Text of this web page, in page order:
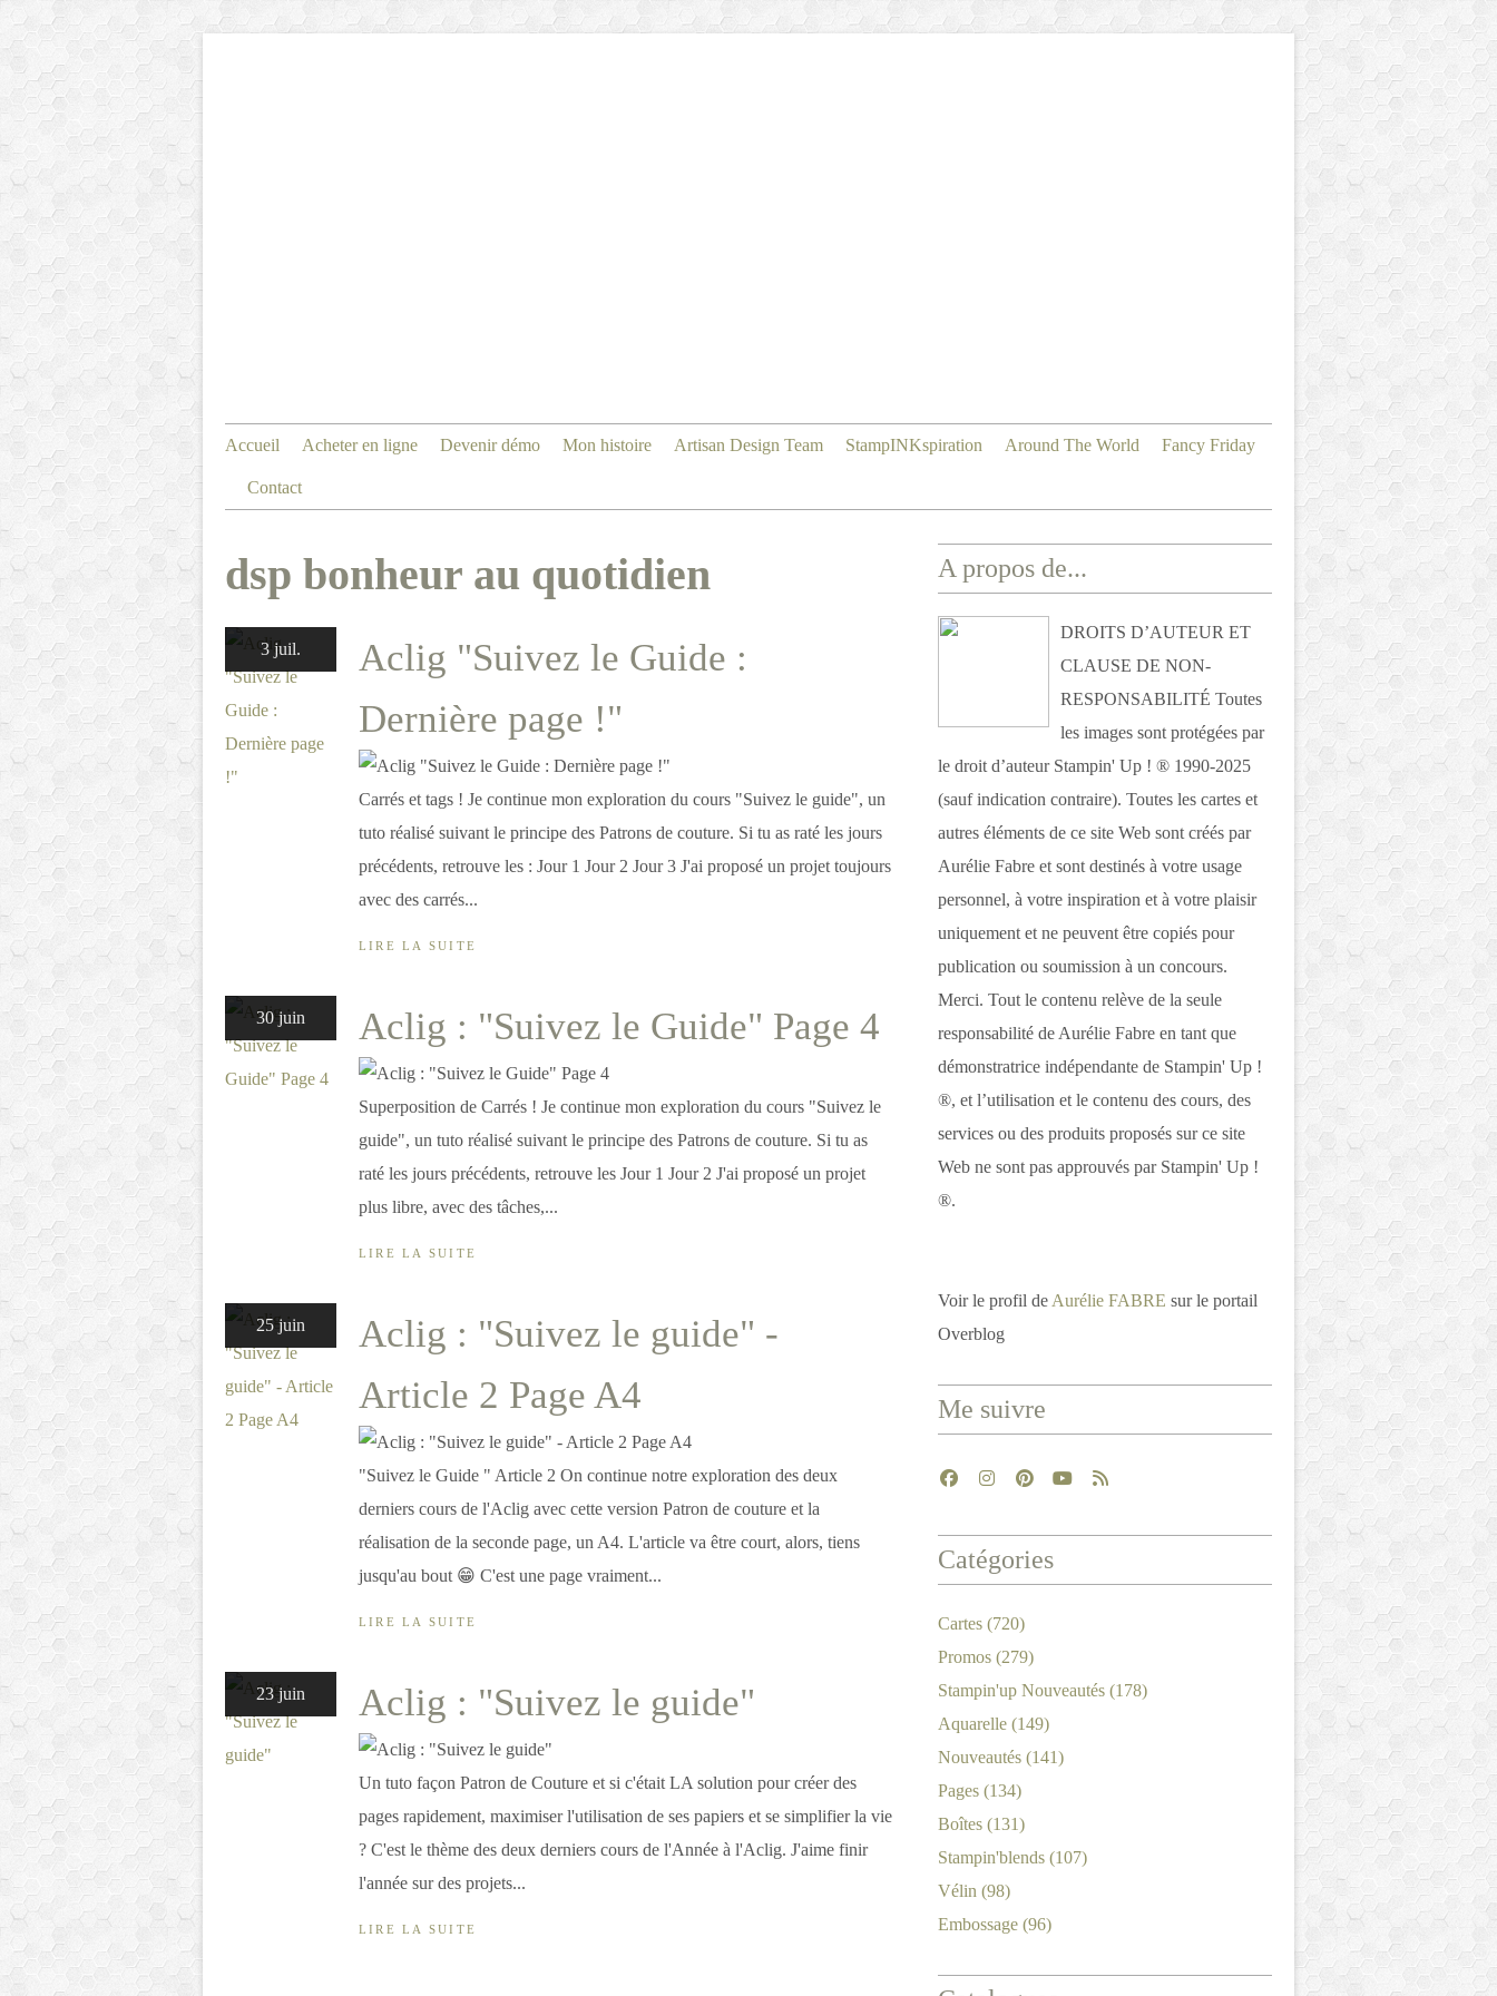
Accueil Acheter en ligne Devenir démo Mon histoire Artisan Design Team StampINKspiration Around The World Fancy Friday
Contact
dsp bonheur au quotidien
3 juil.
Aclig "Suivez le Guide :
Dernière page !"
Carrés et tags ! Je continue mon exploration du cours "Suivez le guide", un
tuto réalisé suivant le principe des Patrons de couture. Si tu as raté les jours
précédents, retrouve les : Jour 1 Jour 2 Jour 3 J'ai proposé un projet toujours
avec des carrés...
LIRE LA SUITE
30 juin Aclig : "Suivez le Guide" Page 4
Superposition de Carrés ! Je continue mon exploration du cours "Suivez le
guide", un tuto réalisé suivant le principe des Patrons de couture. Si tu as
raté les jours précédents, retrouve les Jour 1 Jour 2 J'ai proposé un projet
plus libre, avec des tâches,...
LIRE LA SUITE
25 juin
Aclig : "Suivez le guide" -
Article 2 Page A4
"Suivez le Guide " Article 2 On continue notre exploration des deux
derniers cours de l'Aclig avec cette version Patron de couture et la
réalisation de la seconde page, un A4. L'article va être court, alors, tiens
jusqu'au bout 😁 C'est une page vraiment...
LIRE LA SUITE
23 juin Aclig : "Suivez le guide"
Un tuto façon Patron de Couture et si c'était LA solution pour créer des
pages rapidement, maximiser l'utilisation de ses papiers et se simplifier la vie
? C'est le thème des deux derniers cours de l'Année à l'Aclig. J'aime finir
l'année sur des projets...
LIRE LA SUITE
A propos de...
DROITS D’AUTEUR ET
CLAUSE DE NON-
RESPONSABILITÉ Toutes
les images sont protégées par
le droit d’auteur Stampin' Up ! ® 1990-2025
(sauf indication contraire). Toutes les cartes et
autres éléments de ce site Web sont créés par
Aurélie Fabre et sont destinés à votre usage
personnel, à votre inspiration et à votre plaisir
uniquement et ne peuvent être copiés pour
publication ou soumission à un concours.
Merci. Tout le contenu relève de la seule
responsabilité de Aurélie Fabre en tant que
démonstratrice indépendante de Stampin' Up !
®, et l’utilisation et le contenu des cours, des
services ou des produits proposés sur ce site
Web ne sont pas approuvés par Stampin' Up !
®.
Voir le profil de Aurélie FABRE sur le portail
Overblog
Me suivre
Catégories
Cartes (720)
Promos (279)
Stampin'up Nouveautés (178)
Aquarelle (149)
Nouveautés (141)
Pages (134)
Boîtes (131)
Stampin'blends (107)
Vélin (98)
Embossage (96)